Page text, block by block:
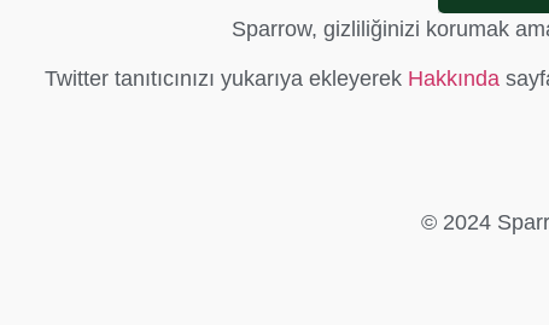
Sparrow, gizliliğinizi korumak
Twitter tanıtıcınızı yukarıya ekleyerek Hakkında
© 2024